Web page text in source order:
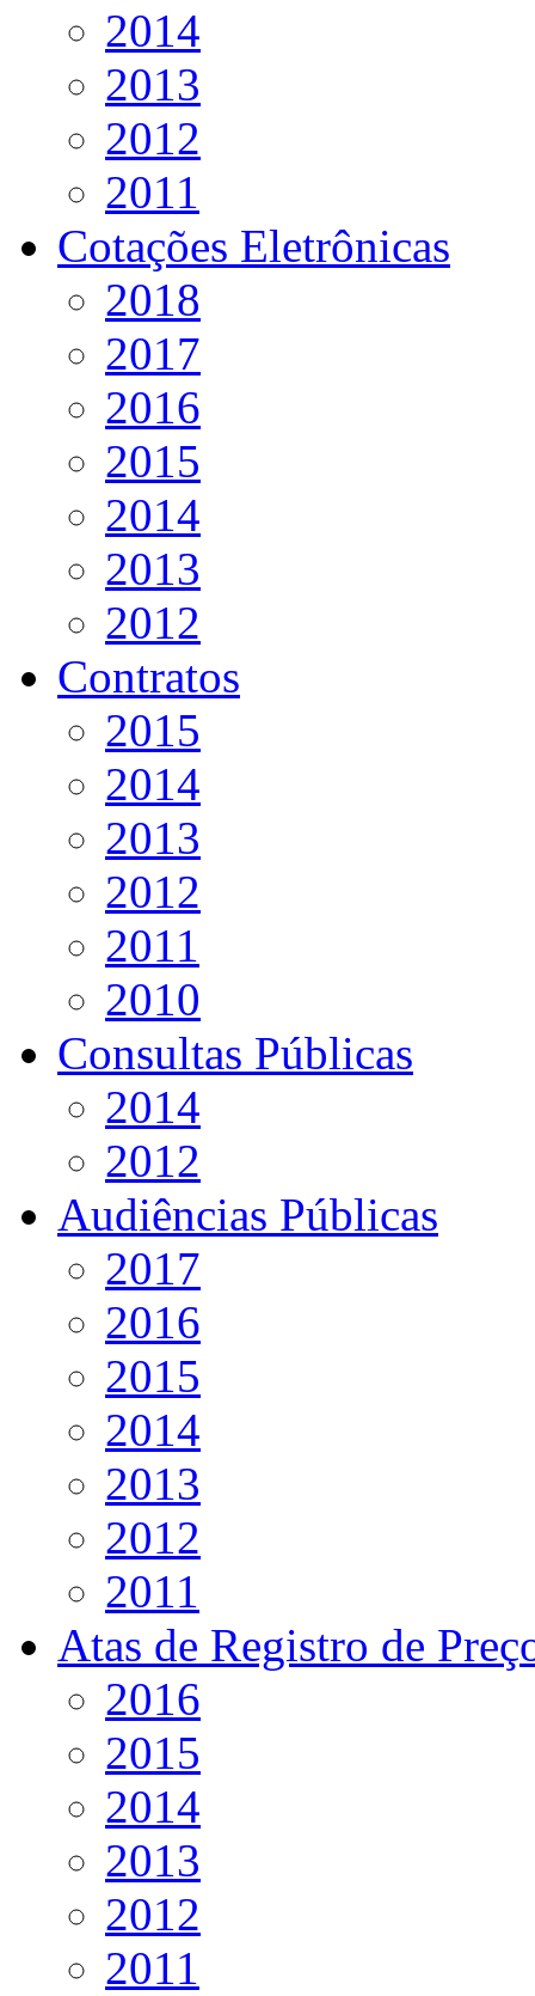
2014
2013
2012
2011
Cotações Eletrônicas
2018
2017
2016
2015
2014
2013
2012
Contratos
2015
2014
2013
2012
2011
2010
Consultas Públicas
2014
2012
Audiências Públicas
2017
2016
2015
2014
2013
2012
2011
Atas de Registro de
2016
2015
2014
2013
2012
2011